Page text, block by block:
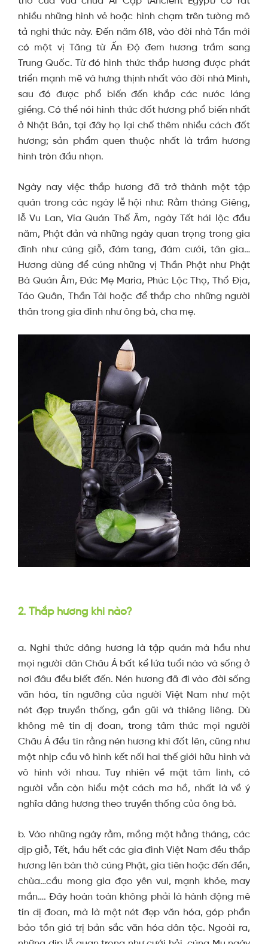
nhiều những hình vẻ hoặc hình chạm trên tường mô
tả nghi thức này. Đến năm 618, vào đời nhà Tần mới
có một vị Tăng từ Ấn Độ đem hương trầm sang
Trung Quốc. Từ đó hình thức thắp hương được phát
triển mạnh mẽ và hưng thịnh nhất vào đời nhà Minh,
sau đó được phổ biến đến khắp các nước láng
giềng. Có thể nói hình thức đốt hương phổ biến nhất
ở Nhật Bản, tại đây họ lại chế thêm nhiều cách đốt
hương; sản phẩm quen thuộc nhất là trầm hương
hình tròn đầu nhọn.
Ngày nay việc thắp hương đã trở thành một tập
quán trong các ngày lễ hội như: Rằm tháng Giêng,
lễ Vu Lan, Vía Quán Thế Âm, ngày Tết hái lộc đầu
năm, Phật đản và những ngày quan trọng trong gia
đình như cúng giỗ, đám tang, đám cưới, tân gia…
Hương dùng để cúng những vị Thần Phật như Phật
Bà Quán Âm, Đức Mẹ Maria, Phúc Lộc Thọ, Thổ Địa,
Táo Quân, Thần Tài hoặc để thắp cho những người
thân trong gia đình như ông bà, cha mẹ.
2. Thắp hương khi nào?
a. Nghi thức dâng hương là tập quán mà hầu như
mọi người dân Châu Á bất kể lứa tuổi nào và sống ở
nơi đâu đều biết đến. Nén hương đã đi vào đời sống
văn hóa, tín ngưỡng của người Việt Nam như một
nét đẹp truyền thống, gần gũi và thiêng liêng. Dù
không mê tín dị đoan, trong tâm thức mọi người
Châu Á đều tin rằng nén hương khi đốt lên, cũng như
một nhịp cầu vô hình kết nối hai thế giới hữu hình và
vô hình với nhau. Tuy nhiên về mặt tâm linh, có
người vẫn còn hiểu một cách mơ hồ, nhất là về ý
nghĩa dâng hương theo truyền thống của ông bà.
b. Vào những ngày rằm, mồng một hằng tháng, các
dịp giỗ, Tết, hầu hết các gia đình Việt Nam đều thắp
hương lên bàn thờ cúng Phật, gia tiên hoặc đến đền,
chùa…cầu mong gia đạo yên vui, mạnh khỏe, may
mắn…. Đây hoàn toàn không phải là hành động mê
tín dị đoan, mà là một nét đẹp văn hóa, góp phần
bảo tồn giá trị bản sắc văn hóa dân tộc. Ngoài ra,